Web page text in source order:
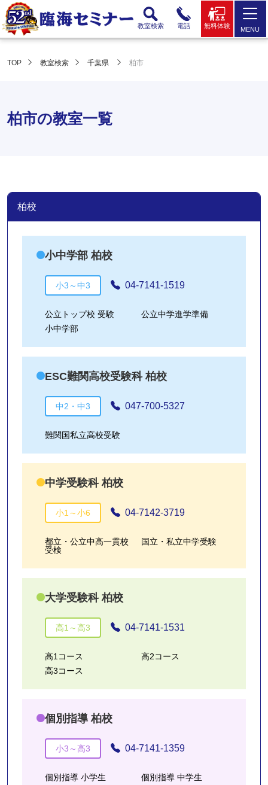
教室検索 電話 無料体験 MENU
TOP 教室検索 千葉県 柏市
柏市の教室一覧
柏校
小中学部 柏校
小3～中3 04-7141-1519
公立トップ校 受験
公立中学進学準備
小中学部
ESC難関高校受験科 柏校
中2・中3 047-700-5327
難関国私立高校受験
中学受験科 柏校
小1～小6 04-7142-3719
都立・公立中高一貫校
受検
国立・私立中学受験
大学受験科 柏校
高1～高3 04-7141-1531
高1コース
高2コース
高3コース
個別指導 柏校
小3～高3 04-7141-1359
個別指導 小学生
個別指導 中学生